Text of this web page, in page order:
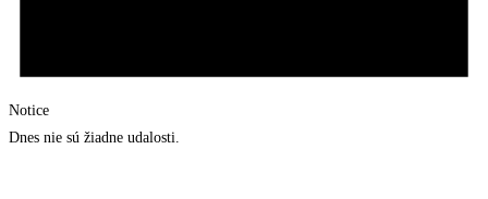
Notice
Dnes nie sú žiadne udalosti.